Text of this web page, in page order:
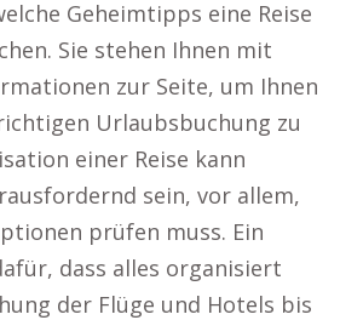
Geheimtipps eine Reise
Sie stehen Ihnen mit
zur Seite, um Ihnen
Urlaubsbuchung zu
einer Reise kann
sein, vor allem,
prüfen muss. Ein
dass alles organisiert
der Flüge und Hotels bis